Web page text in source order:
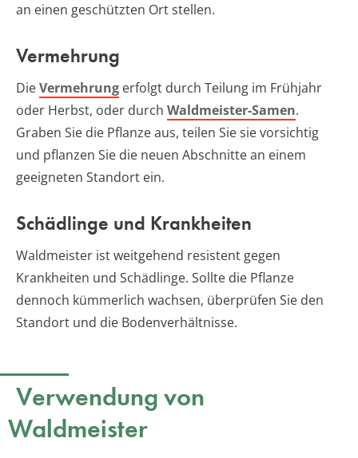
an einen geschützten Ort stellen.
Vermehrung
DieVermehrung erfolgt durch Teilung im Frühjahr
oder Herbst, oder durch Waldmeister-Samen.
Graben Sie die Pflanze aus, teilen Sie sie vorsichtig
und pflanzen Sie die neuen Abschnitte an einem
geeigneten Standort ein.
Schädlinge und Krankheiten
Waldmeister ist weitgehend resistent gegen
Krankheiten und Schädlinge. Sollte die Pflanze
dennoch kümmerlich wachsen, überprüfen Sie den
Standort und die Bodenverhältnisse.
Verwendung von
Waldmeister